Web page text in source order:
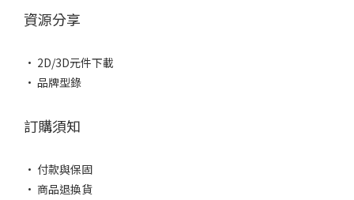
資源分享
• 2D/3D元件下載
• 品牌型錄
訂購須知
• 付款與保固
• 商品退換貨